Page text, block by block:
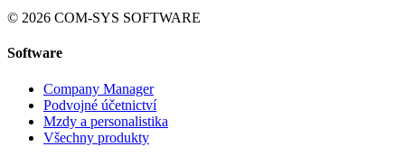
© 2026 COM-SYS SOFTWARE
Software
Company Manager
Podvojné účetnictví
Mzdy a personalistika
Všechny produkty